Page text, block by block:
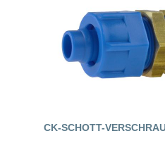
CK-SCHOTT-